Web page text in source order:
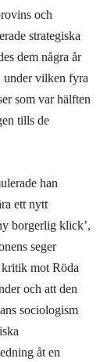
och
strategiska
dem några år
under vilken fyra
som var hälften
tills de
han
ett nytt
borgerlig klick’,
seger
kritik mot Röda
och att den
sociologism
åt en